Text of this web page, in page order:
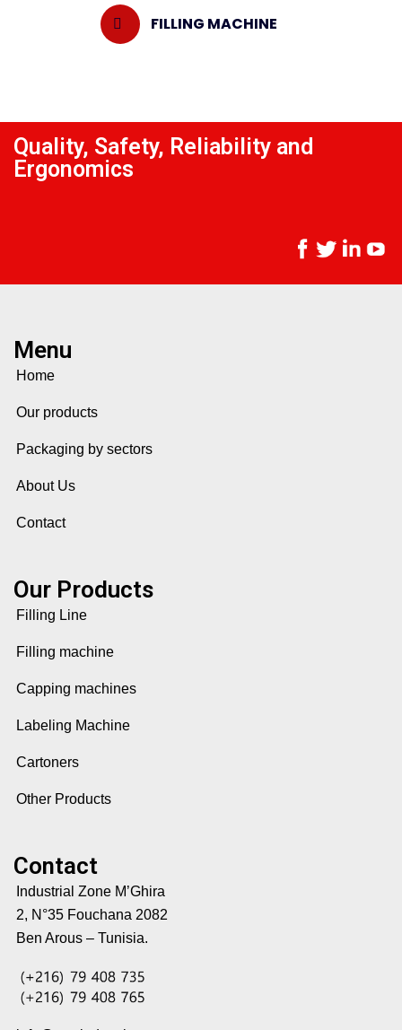
FILLING MACHINE
Quality, Safety, Reliability and
Ergonomics
Menu
Home
Our products
Packaging by sectors
About Us
Contact
Our Products
Filling Line
Filling machine
Capping machines
Labeling Machine
Cartoners
Other Products
Contact
Industrial Zone M’Ghira
2, N°35 Fouchana 2082
Ben Arous – Tunisia.